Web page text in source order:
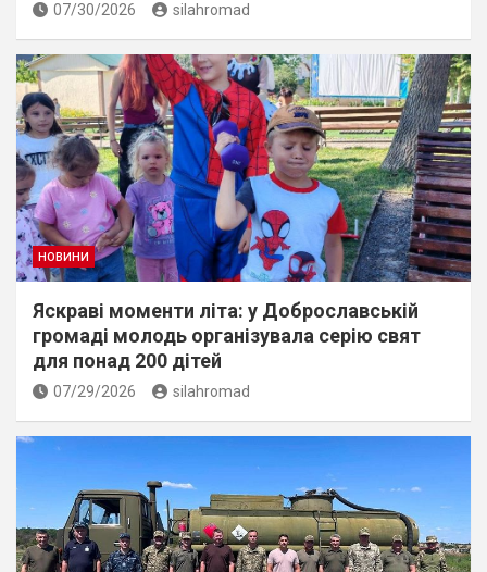
07/30/2026 silahromad
НОВИНИ
Яскраві моменти літа: у Доброславській
громаді молодь організувала серію свят
для понад 200 дітей
07/29/2026 silahromad